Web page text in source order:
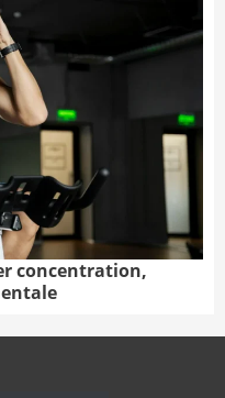
concentration,